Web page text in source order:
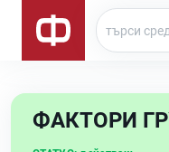
ФАКТОРИ